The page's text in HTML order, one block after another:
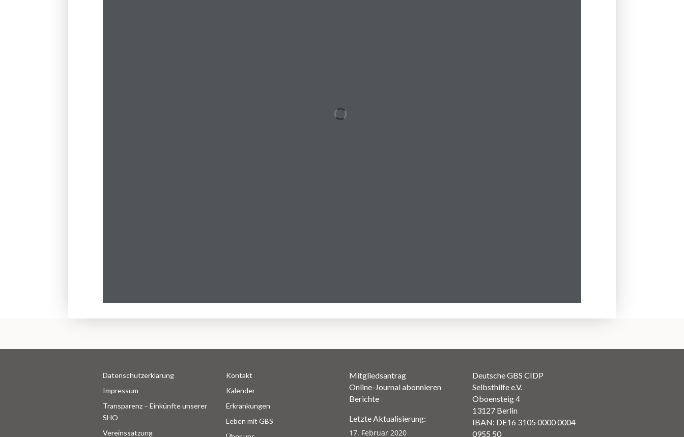
Datenschutzerklärung
Impressum
Transparenz – Einkünfte unserer
SHO
Vereinssatzung
Kontakt
Kalender
Erkrankungen
Leben mit GBS
Mitgliedsantrag
Online-Journal abonnieren
Berichte
Letzte Aktualisierung:
17. Februar 2020
Deutsche GBS CIDP
Selbsthilfe e.V.
Oboensteig 4
13127 Berlin
IBAN: DE16 3105 0000 0004
0955 50